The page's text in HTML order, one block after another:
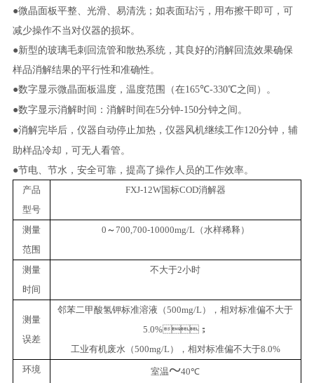
●微晶面板平整、光滑、易清洗；如表面玷污，用布擦干即可，可
减少操作不当对仪器的损坏。
●新型的玻璃毛刺回流管和散热系统，其良好的消解回流效果确保
样品消解结果的平行性和准确性。
●数字显示微晶面板温度，温度范围（在165℃-330℃之间）。
●数字显示消解时间：消解时间在5分钟-150分钟之间。
●消解完毕后，仪器自动停止加热，仪器风机继续工作120分钟，辅
助样品冷却，可无人看管。
●节电、节水，安全可靠，提高了操作人员的工作效率。
产品
型号
FXJ-12W国标COD消解器
测量
范围
0 ～700,700-10000mg/L （水样稀释）
测量
时间
不大于2小时
测量
误差
邻苯二甲酸氢钾标准溶液（500mg/L ），相对标准偏不大于
5.0%；
工业有机废水（500mg/L ），相对标准偏不大于8.0%
环境
室温~40℃